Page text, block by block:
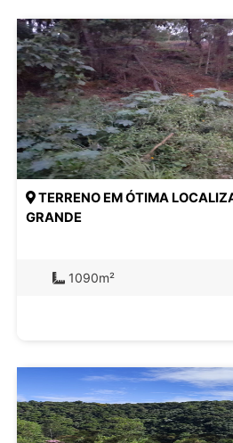
TERRENO EM ÓTIMA
GRANDE
1090m²